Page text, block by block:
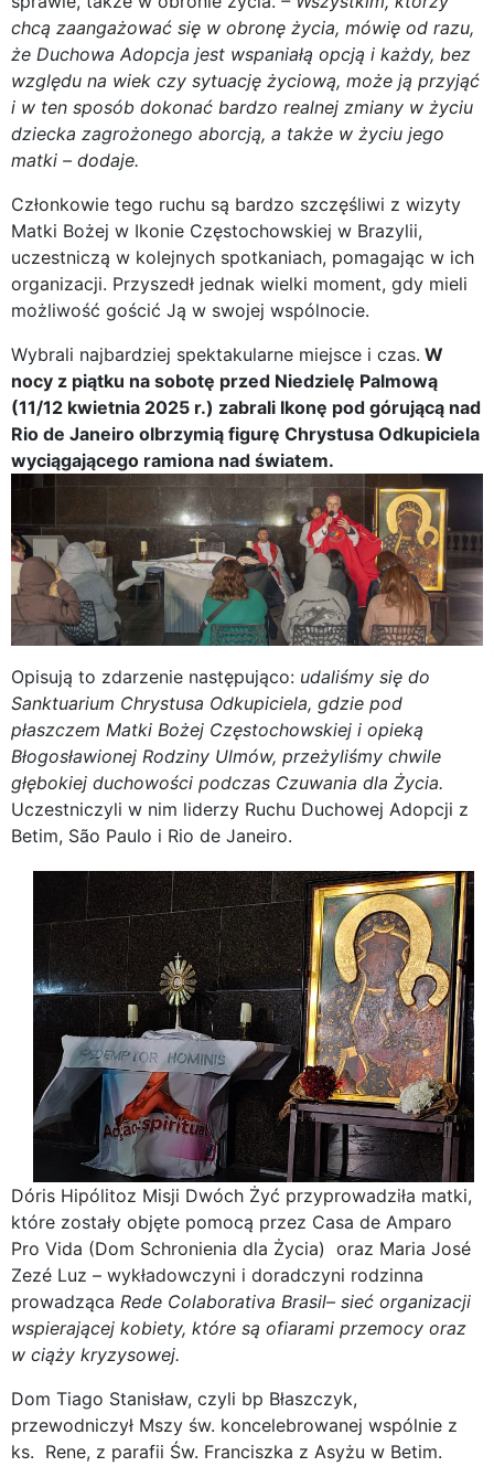
chcą zaangażować się w obronę życia, mówię od razu,
że Duchowa Adopcja jest wspaniałą opcją i każdy, bez
względu na wiek czy sytuację życiową, może ją przyjąć
i w ten sposób dokonać bardzo realnej zmiany w życiu
dziecka zagrożonego aborcją, a także w życiu jego
matki – dodaje.
Członkowie tego ruchu są bardzo szczęśliwi z wizyty
Matki Bożej w Ikonie Częstochowskiej w Brazylii,
uczestniczą w kolejnych spotkaniach, pomagając w ich
organizacji. Przyszedł jednak wielki moment, gdy mieli
możliwość gościć Ją w swojej wspólnocie.
Wybrali najbardziej spektakularne miejsce i czas. W
nocy z piątku na sobotę przed Niedzielę Palmową
(11/12 kwietnia 2025 r.) zabrali Ikonę pod górującą nad
Rio de Janeiro olbrzymią figurę Chrystusa Odkupiciela
wyciągającego ramiona nad światem.
Opisują to zdarzenie następująco: udaliśmy się do
Sanktuarium Chrystusa Odkupiciela, gdzie pod
płaszczem Matki Bożej Częstochowskiej i opieką
Błogosławionej Rodziny Ulmów, przeżyliśmy chwile
głębokiej duchowości podczas Czuwania dla Życia.
Uczestniczyli w nim liderzy Ruchu Duchowej Adopcji z
Betim, São Paulo i Rio de Janeiro.
Dóris Hipólitoz Misji Dwóch Żyć przyprowadziła matki,
które zostały objęte pomocą przez Casa de Amparo
Pro Vida (Dom Schronienia dla Życia) oraz Maria José
Zezé Luz – wykładowczyni i doradczyni rodzinna
prowadząca Rede Colaborativa Brasil– sieć organizacji
wspierającej kobiety, które są ofiarami przemocy oraz
w ciąży kryzysowej.
Dom Tiago Stanisław, czyli bp Błaszczyk,
przewodniczył Mszy św. koncelebrowanej wspólnie z
ks. Rene, z parafii Św. Franciszka z Asyżu w Betim.